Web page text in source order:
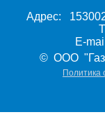
Адрес:
E-
© ООО
Политика